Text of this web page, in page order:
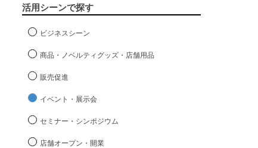
活用シーンで探す
ビジネスシーン
商品・ノベルティグッズ・店舗用品
販売促進
イベント・展示会
セミナー・シンポジウム
店舗オープン・開業